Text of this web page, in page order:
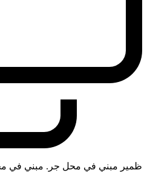
ظمير مبني في محل جر. مبني في